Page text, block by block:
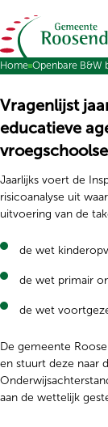
Ga naar de inhoud
Home Openbare B&W
Vragenlijst
educatieve
Jaarlijks voert de
risicoanalyse uit
uitvoering van de
de wet
de wet primair
de wet
De gemeente
en stuurt deze naar
aan de wettelijk